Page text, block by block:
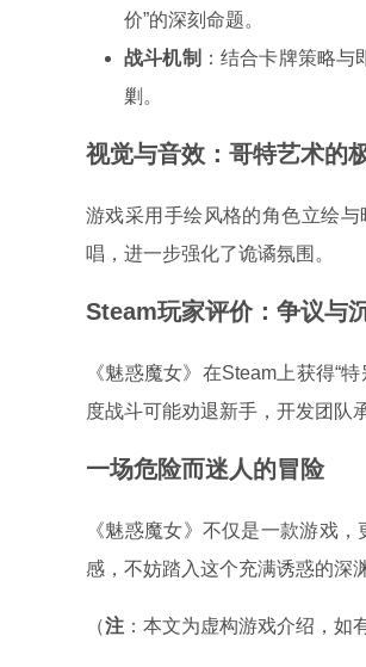
价”的深刻命题。
战斗机制 ：结合卡牌策略
剿。
视觉与音效：哥特艺术的
游戏采用手绘风格的角色立绘
唱，进一步强化了诡谲氛围。
Steam玩家评价：争议与
《魅惑魔女》在Steam上获得“
度战斗可能劝退新手，开发团队
一场危险而迷人的冒险
《魅惑魔女》不仅是一款游戏
感，不妨踏入这个充满诱惑的深
（注 ：本文为虚构游戏介绍，如